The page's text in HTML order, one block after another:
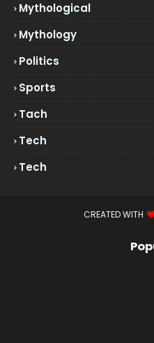
Mythological
Mythology
Politics
Sports
Tach
Tech
Tech
CREATED WITH